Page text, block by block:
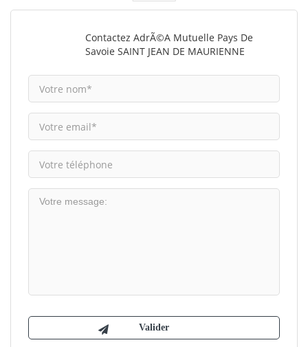
Contactez AdrÃ©a Mutuelle Pays De
Savoie SAINT JEAN DE MAURIENNE